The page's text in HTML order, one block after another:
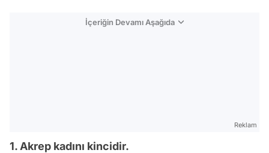
İçeriğin Devamı Aşağıda
Reklam
1. Akrep kadını kincidir.